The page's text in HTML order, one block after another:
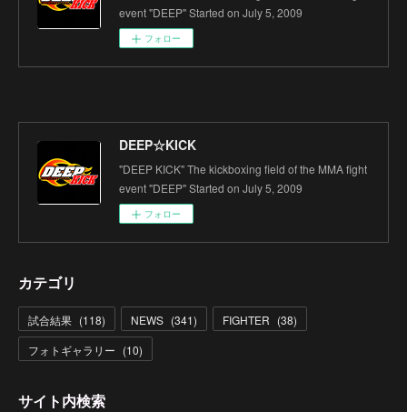
event "DEEP" Started on July 5, 2009
フォロー
DEEP☆KICK
"DEEP KICK" The kickboxing field of the MMA fight
event "DEEP" Started on July 5, 2009
フォロー
カテゴリ
試合結果 (118) NEWS (341) FIGHTER (38)
フォトギャラリー (10)
サイト内検索